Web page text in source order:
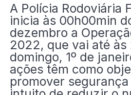
A Polícia Rodoviária
inicia às 00h00min
dezembro a
2022, que vai até
domingo, 1º de
ações têm como
promover